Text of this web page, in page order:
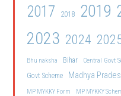
2017 2018 2019
2023 2024
Bhu naksha Bihar Central Govt
Govt Scheme Madhya
MP MYKKY Form
MP MYKKY